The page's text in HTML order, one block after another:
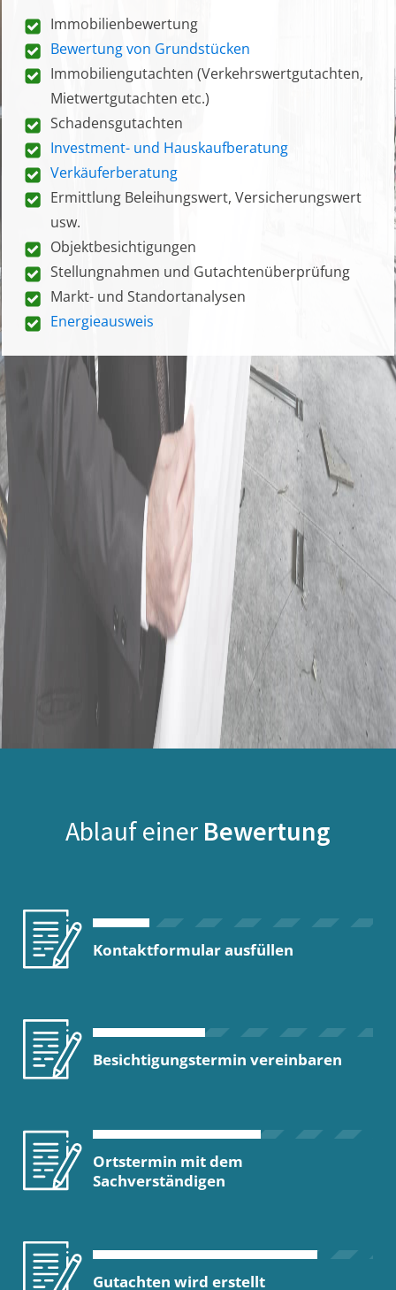
Immobilienbewertung
Bewertung von Grundstücken
Immobiliengutachten (Verkehrswertgutachten,
Mietwertgutachten etc.)
Schadensgutachten
Investment- und Hauskaufberatung
Verkäuferberatung
Ermittlung Beleihungswert, Versicherungswert
usw.
Objektbesichtigungen
Stellungnahmen und Gutachtenüberprüfung
Markt- und Standortanalysen
Energieausweis
Ablauf einer Bewertung
Kontaktformular ausfüllen
Besichtigungstermin vereinbaren
Ortstermin mit dem
Sachverständigen
Gutachten wird erstellt